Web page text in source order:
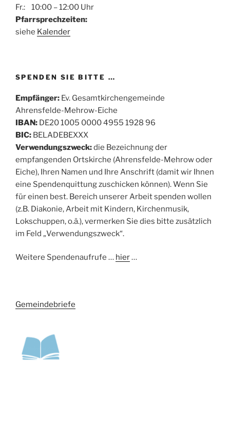
Fr.: 10:00 – 12:00 Uhr
Pfarrsprechzeiten:
siehe Kalender
SPENDEN SIE BITTE …
Empfänger: Ev. Gesamtkirchengemeinde
Ahrensfelde-Mehrow-Eiche
IBAN: DE20 1005 0000 4955 1928 96
BIC: BELADEBEXXX
Verwendungszweck:die Bezeichnung der
empfangenden Ortskirche (Ahrensfelde-Mehrow oder
Eiche), Ihren Namen und Ihre Anschrift (damit wir Ihnen
eine Spendenquittung zuschicken können). Wenn Sie
für einen best. Bereich unserer Arbeit spenden wollen
(z.B. Diakonie, Arbeit mit Kindern, Kirchenmusik,
Lokschuppen, o.ä.), vermerken Sie dies bitte zusätzlich
im Feld „Verwendungszweck“.
Weitere Spendenaufrufe … hier…
Gemeindebriefe